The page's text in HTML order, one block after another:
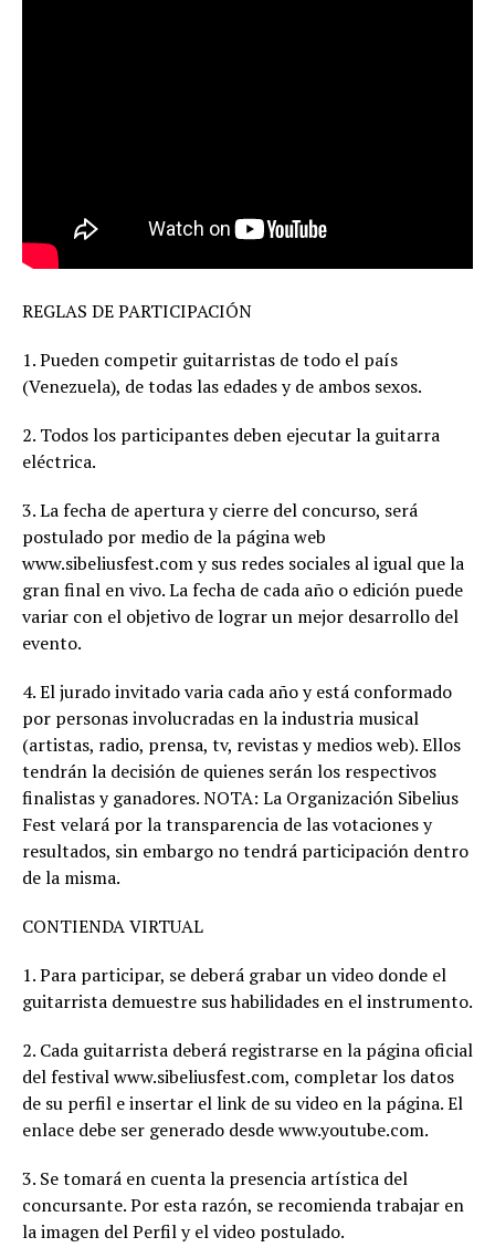
REGLAS DE PARTICIPACIÓN
1. Pueden competir guitarristas de todo el país
(Venezuela), de todas las edades y de ambos sexos.
2. Todos los participantes deben ejecutar la guitarra
eléctrica.
3. La fecha de apertura y cierre del concurso, será
postulado por medio de la página web
www.sibeliusfest.com y sus redes sociales al igual que la
gran final en vivo. La fecha de cada año o edición puede
variar con el objetivo de lograr un mejor desarrollo del
evento.
4. El jurado invitado varia cada año y está conformado
por personas involucradas en la industria musical
(artistas, radio, prensa, tv, revistas y medios web). Ellos
tendrán la decisión de quienes serán los respectivos
finalistas y ganadores. NOTA: La Organización Sibelius
Fest velará por la transparencia de las votaciones y
resultados, sin embargo no tendrá participación dentro
de la misma.
CONTIENDA VIRTUAL
1. Para participar, se deberá grabar un video donde el
guitarrista demuestre sus habilidades en el instrumento.
2. Cada guitarrista deberá registrarse en la página oficial
del festival www.sibeliusfest.com, completar los datos
de su perfil e insertar el link de su video en la página. El
enlace debe ser generado desde www.youtube.com.
3. Se tomará en cuenta la presencia artística del
concursante. Por esta razón, se recomienda trabajar en
la imagen del Perfil y el video postulado.